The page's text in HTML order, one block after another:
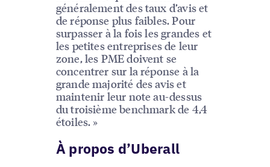
généralement des taux d’avis et
de réponse plus faibles. Pour
surpasser à la fois les grandes et
les petites entreprises de leur
zone, les PME doivent se
concentrer sur la réponse à la
grande majorité des avis et
maintenir leur note au-dessus
du troisième benchmark de 4,4
étoiles. »
À propos d’Uberall